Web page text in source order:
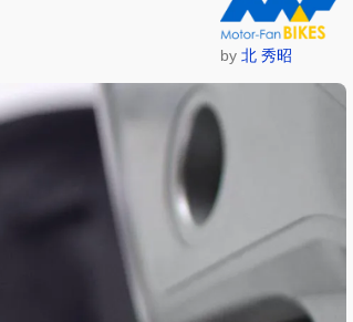
by北 秀昭